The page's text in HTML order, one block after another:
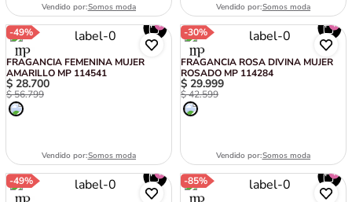
Vendido por:Somos moda Vendido por:Somos moda
-49%
FRAGANCIA FEMENINA MUJER
AMARILLO MP 114541
$ 28.700
$56.799
Vendido por:Somos moda
-30%
FRAGANCIA ROSA DIVINA MUJER
ROSADO MP 114284
$ 29.999
$42.599
Vendido por:Somos moda
-49% -85%